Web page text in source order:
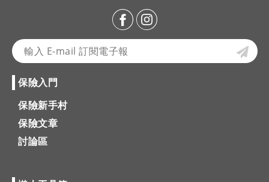
保險入門
保險新手村
保險文章
討論區